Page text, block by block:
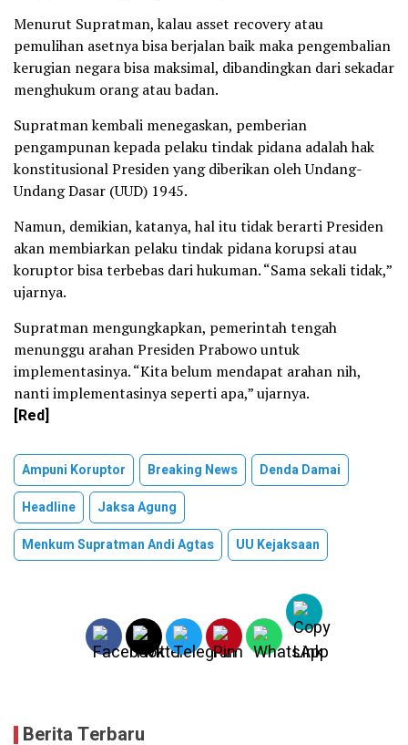
Menurut Supratman, kalau asset recovery atau
pemulihan asetnya bisa berjalan baik maka pengembalian
kerugian negara bisa maksimal, dibandingkan dari sekadar
menghukum orang atau badan.
Supratman kembali menegaskan, pemberian
pengampunan kepada pelaku tindak pidana adalah hak
konstitusional Presiden yang diberikan oleh Undang-
Undang Dasar (UUD) 1945.
Namun, demikian, katanya, hal itu tidak berarti Presiden
akan membiarkan pelaku tindak pidana korupsi atau
koruptor bisa terbebas dari hukuman. “Sama sekali tidak,”
ujarnya.‎
Supratman mengungkapkan, pemerintah tengah
menunggu arahan Presiden Prabowo untuk
implementasinya.‎ “Kita belum mendapat arahan nih,
nanti implementasinya seperti apa,” ujarnya.
[Red]
Ampuni Koruptor Breaking News
Denda Damai
Headline
Jaksa Agung
Menkum Supratman Andi Agtas
UU Kejaksaan
Berita Terbaru